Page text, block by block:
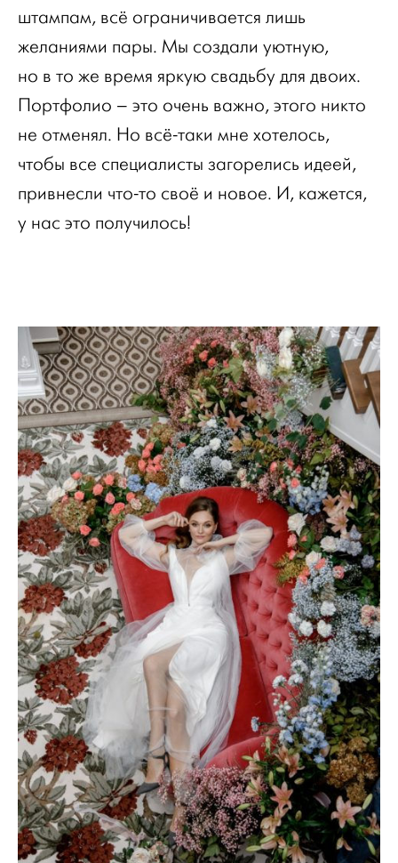
штампам, всё ограничивается лишь
желаниями пары. Мы создали уютную,
но в то же время яркую свадьбу для двоих.
Портфолио – это очень важно, этого никто
не отменял. Но всё-таки мне хотелось,
чтобы все специалисты загорелись идеей,
привнесли что-то своё и новое. И, кажется,
у нас это получилось!